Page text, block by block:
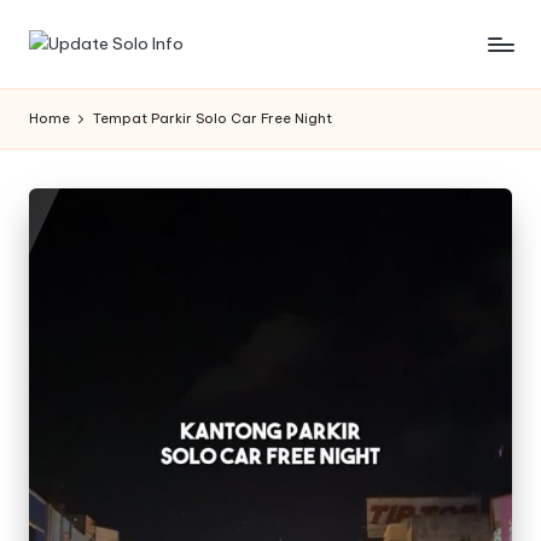
Skip
U
p
d
a
t
I
Solo
Home Tempat Parkir Solo Car Free Night